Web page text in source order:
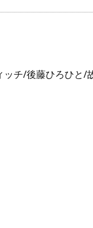
チ/後藤ひろひと/